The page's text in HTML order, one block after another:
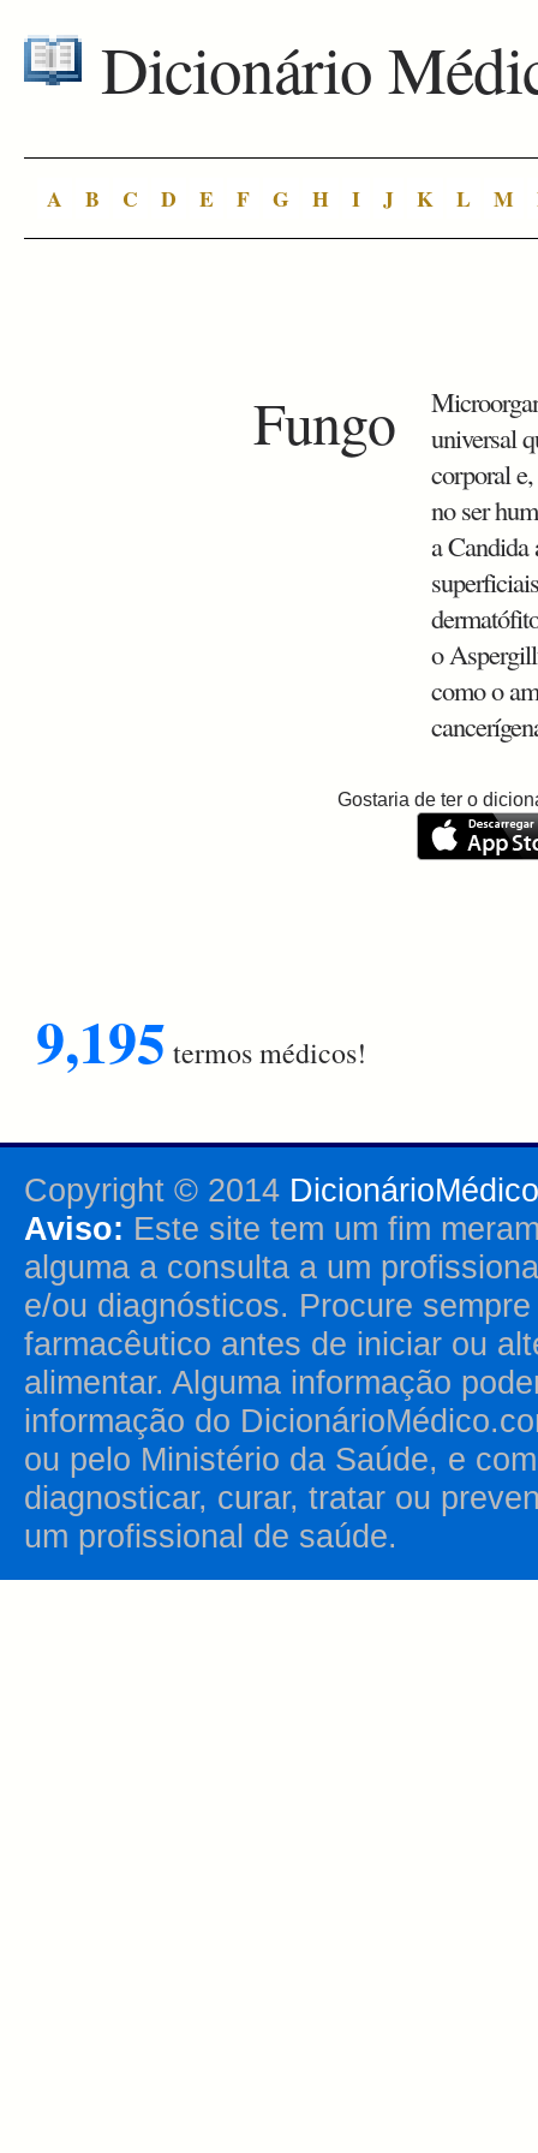
Dicionário
A B C D E F G H I J K L M
Fungo
universal
corporal
no ser
a Candida
o
como o
Gostaria de ter o
9,195 termos médicos!
Copyright © 2014
Aviso: Este site tem um fim
alguma a consulta a um
e/ou diagnósticos. Procure
farmacêutico antes de iniciar ou
alimentar. Alguma informação
informação do
ou pelo Ministério da Saúde, e
diagnosticar, curar, tratar ou
um profissional de saúde.